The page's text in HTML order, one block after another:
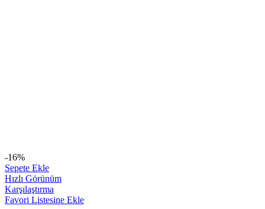
-16%
Sepete Ekle
Hızlı Görünüm
Karşılaştırma
Favori Listesine Ekle